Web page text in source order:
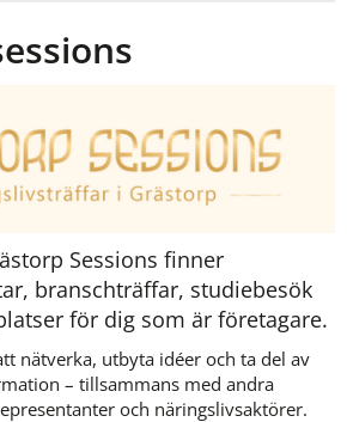
Sessions finner
branschträffar, studiebesök
för dig som är företagare.
nätverka, utbyta idéer och ta del av
– tillsammans med andra
och näringslivsaktörer.